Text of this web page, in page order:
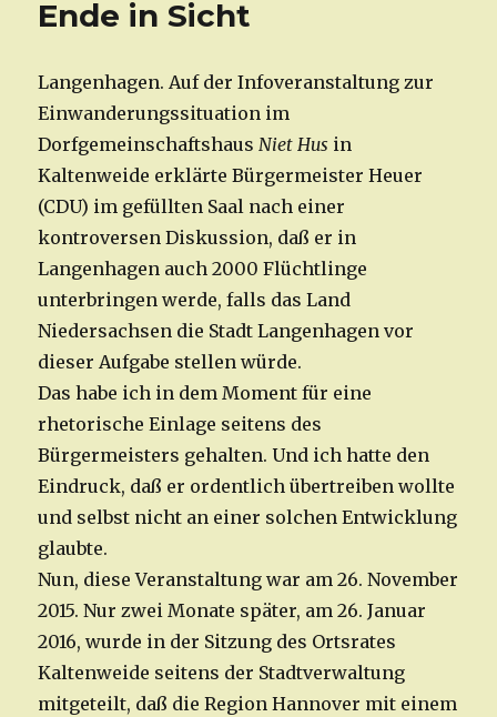
Ende in Sicht
Langenhagen. Auf der Infoveranstaltung zur
Einwanderungssituation im
DorfgemeinschaftshausNiet Hus in
Kaltenweide erklärte Bürgermeister Heuer
(CDU) im gefüllten Saal nach einer
kontroversen Diskussion, daß er in
Langenhagen auch 2000 Flüchtlinge
unterbringen werde, falls das Land
Niedersachsen die Stadt Langenhagen vor
dieser Aufgabe stellen würde.
Das habe ich in dem Moment für eine
rhetorische Einlage seitens des
Bürgermeisters gehalten. Und ich hatte den
Eindruck, daß er ordentlich übertreiben wollte
und selbst nicht an einer solchen Entwicklung
glaubte.
Nun, diese Veranstaltung war am 26. November
2015. Nur zwei Monate später, am 26. Januar
2016, wurde in der Sitzung des Ortsrates
Kaltenweide seitens der Stadtverwaltung
mitgeteilt, daß die Region Hannover mit einem